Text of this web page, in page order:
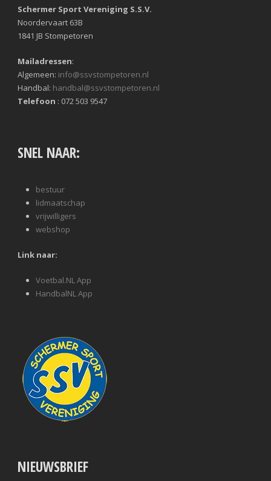
Schermer Sport Vereniging S.S.V.
Noordervaart 63B
1841 JB Stompetoren
Mailadressen:
Algemeen: info@ssvstompetoren.nl
Handbal: handbal@ssvstompetoren.nl
Telefoon : 072 503 9547
SNEL NAAR:
bestuur
lidmaatschap
vrijwilligers
webshop
Link naar:
Voetbal.NL App
HandbalNL App
NIEUWSBRIEF